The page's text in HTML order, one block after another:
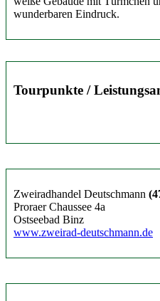
wunderbaren Eindruck.
Tourpunkte /
Zweiradhandel Deutschmann
Proraer Chaussee 4a
Ostseebad Binz
www.zweirad-deutschmann.de